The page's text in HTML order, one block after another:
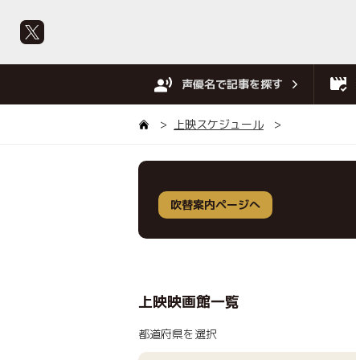
声優名で記事を探す
上映スケジュール
吹替案内ページへ
上映映画館一覧
都道府県を選択